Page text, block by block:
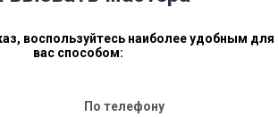
воспользуйтесь наиболее удобным для
вас способом:
По телефону